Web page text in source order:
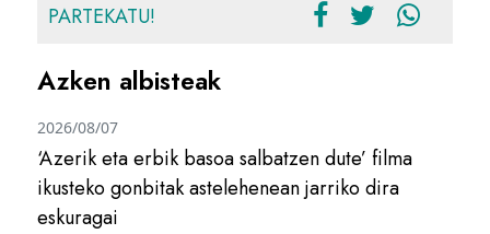
PARTEKATU!
Azken albisteak
‘Azerik eta erbik basoa salbatzen dute’ filma
ikusteko gonbitak astelehenean jarriko dira
eskuragai
2026/08/07